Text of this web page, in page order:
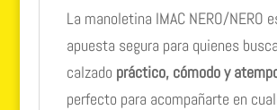
La manoletina IMAC NERO/NERO
apuesta segura para quienes
calzado práctico, cómodo y
perfecto para acompañarte en